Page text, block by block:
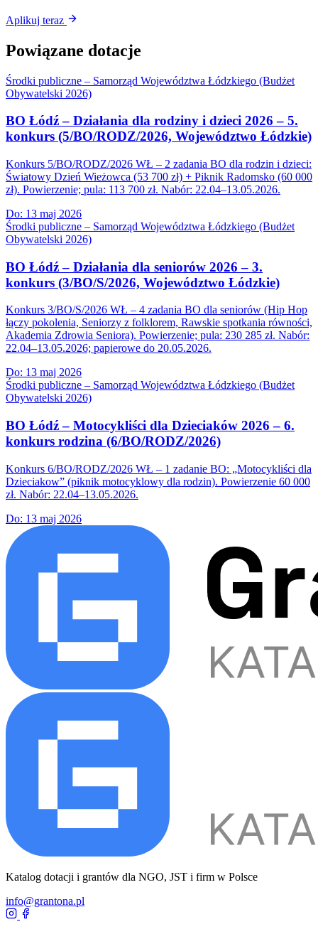
Aplikuj teraz
Powiązane dotacje
Środki publiczne – Samorząd Województwa Łódzkiego (Budżet
Obywatelski 2026)
BO Łódź – Działania dla rodziny i dzieci 2026 – 5.
konkurs (5/BO/RODZ/2026, Województwo Łódzkie)
Konkurs 5/BO/RODZ/2026 WŁ – 2 zadania BO dla rodzin i dzieci:
Światowy Dzień Wieżowca (53 700 zł) + Piknik Radomsko (60 000
zł). Powierzenie; pula: 113 700 zł. Nabór: 22.04–13.05.2026.
Do: 13 maj 2026
Środki publiczne – Samorząd Województwa Łódzkiego (Budżet
Obywatelski 2026)
BO Łódź – Działania dla seniorów 2026 – 3.
konkurs (3/BO/S/2026, Województwo Łódzkie)
Konkurs 3/BO/S/2026 WŁ – 4 zadania BO dla seniorów (Hip Hop
łączy pokolenia, Seniorzy z folklorem, Rawskie spotkania równości,
Akademia Zdrowia Seniora). Powierzenie; pula: 230 285 zł. Nabór:
22.04–13.05.2026; papierowe do 20.05.2026.
Do: 13 maj 2026
Środki publiczne – Samorząd Województwa Łódzkiego (Budżet
Obywatelski 2026)
BO Łódź – Motocykliści dla Dzieciaków 2026 – 6.
konkurs rodzina (6/BO/RODZ/2026)
Konkurs 6/BO/RODZ/2026 WŁ – 1 zadanie BO: „Motocykliści dla
Dzieciakow” (piknik motocyklowy dla rodzin). Powierzenie 60 000
zł. Nabór: 22.04–13.05.2026.
Do: 13 maj 2026
Katalog dotacji i grantów dla NGO, JST i firm w Polsce
info@grantona.pl